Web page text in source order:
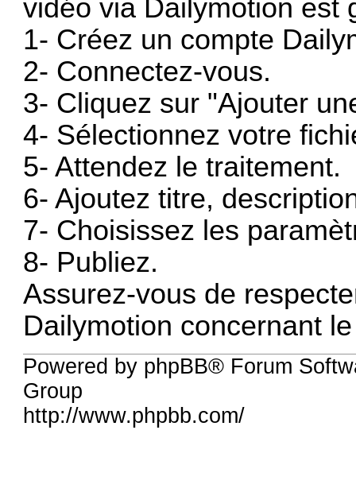
vidéo via Dailymotion est
1- Créez un compte
2- Connectez-vous.
3- Cliquez sur "Ajouter
4- Sélectionnez votre
5- Attendez le traitement.
6- Ajoutez titre,
7- Choisissez les
8- Publiez.
Assurez-vous de
Dailymotion concernant
Powered by phpBB® Forum
Group
http://www.phpbb.com/